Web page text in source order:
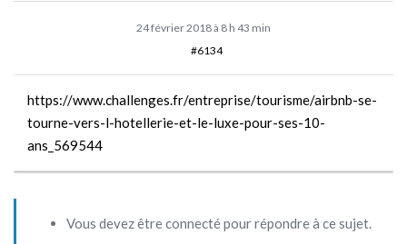
24 février 2018 à 8 h 43 min
#6134
https://www.challenges.fr/entreprise/tourisme/airbnb-se-
tourne-vers-l-hotellerie-et-le-luxe-pour-ses-10-
ans_569544
Vous devez être connecté pour répondre à ce sujet.